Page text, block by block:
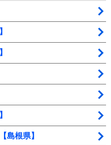
島根県】